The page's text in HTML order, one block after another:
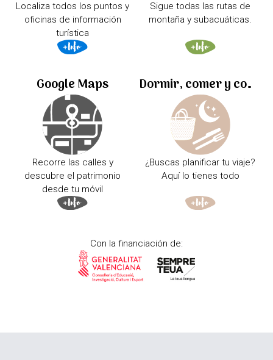
Localiza todos los puntos y
oficinas de información
turística
Sigue todas las rutas de
montaña y subacuáticas.
Google Maps
Recorre las calles y
descubre el patrimonio
desde tu móvil
Dormir, comer y comprar
¿Buscas planificar tu viaje?
Aquí lo tienes todo
Con la financiación de: